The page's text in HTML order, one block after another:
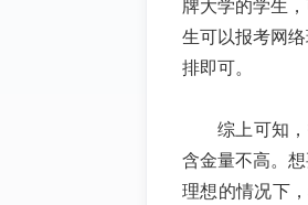
牌大学的学生
生可以报考网
排即可。
综上可知
含金量不高。
理想的情况下